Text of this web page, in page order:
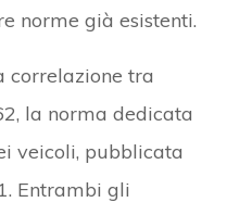
norme già esistenti.
correlazione tra
la norma dedicata
veicoli, pubblicata
Entrambi gli